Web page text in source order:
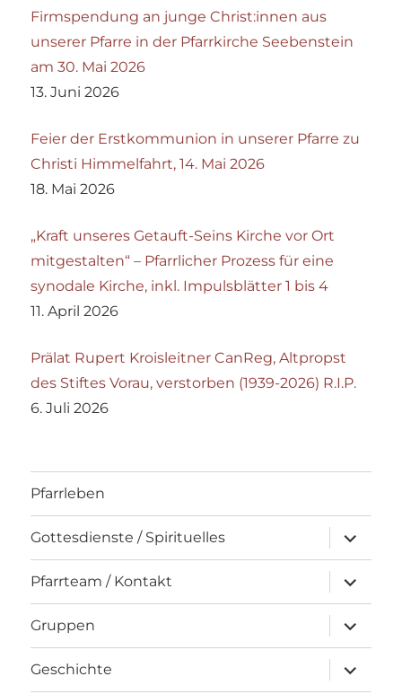
Firmspendung an junge Christ:innen aus
unserer Pfarre in der Pfarrkirche Seebenstein
am 30. Mai 2026
13. Juni 2026
Feier der Erstkommunion in unserer Pfarre zu
Christi Himmelfahrt, 14. Mai 2026
18. Mai 2026
„Kraft unseres Getauft-Seins Kirche vor Ort
mitgestalten“ – Pfarrlicher Prozess für eine
synodale Kirche, inkl. Impulsblätter 1 bis 4
11. April 2026
Prälat Rupert Kroisleitner CanReg, Altpropst
des Stiftes Vorau, verstorben (1939-2026) R.I.P.
6. Juli 2026
Pfarrleben
Gottesdienste / Spirituelles
öffnen
Pfarrteam / Kontakt
öffnen
Gruppen
öffnen
Geschichte
öffnen